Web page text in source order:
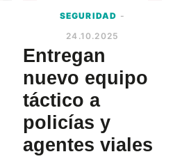
SEGURIDAD -
24.10.2025
Entregan
nuevo equipo
táctico a
policías y
agentes viales